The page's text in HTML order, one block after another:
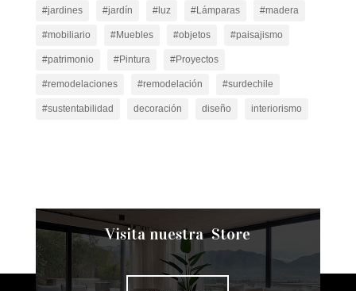
#jardines #jardín #luz #Lámparas #madera
#mobiliario #Muebles #objetos #paisajismo
#patrimonio #Pintura #Proyectos
#remodelaciones #remodelación #surdechile
#sustentabilidad decoración diseño interiorismo
Visita nuestra Store